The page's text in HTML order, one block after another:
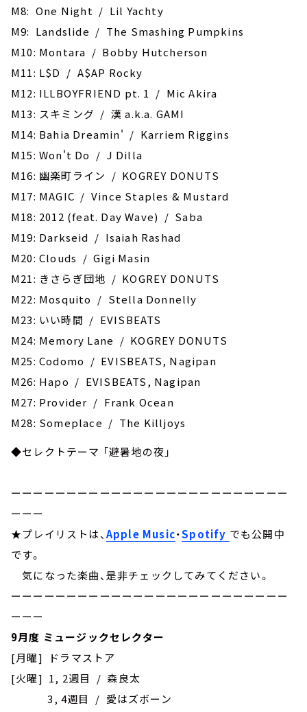
M8: One Night / Lil Yachty
M9: Landslide / The Smashing Pumpkins
M10: Montara / Bobby Hutcherson
M11: L$D / A$AP Rocky
M12: ILLBOYFRIEND pt. 1 / Mic Akira
M13: スキミング / 漢 a.k.a. GAMI
M14: Bahia Dreamin' / Karriem Riggins
M15: Won't Do / J Dilla
M16: 幽楽町ライン / KOGREY DONUTS
M17: MAGIC / Vince Staples & Mustard
M18: 2012 (feat. Day Wave) / Saba
M19: Darkseid / Isaiah Rashad
M20: Clouds / Gigi Masin
M21: きさらぎ団地 / KOGREY DONUTS
M22: Mosquito / Stella Donnelly
M23: いい時間 / EVISBEATS
M24: Memory Lane / KOGREY DONUTS
M25: Codomo / EVISBEATS, Nagipan
M26: Hapo / EVISBEATS, Nagipan
M27: Provider / Frank Ocean
M28: Someplace / The Killjoys
◆セレクトテーマ 「避暑地の夜」
ーーーーーーーーーーーーーーーーーーーーーーーーー
ーーー
★プレイリストは、Apple Music・Spotify でも公開中
です。
気になった楽曲、是非チェックしてみてください。
ーーーーーーーーーーーーーーーーーーーーーーーーー
ーーー
9月度 ミュージックセレクター
[月曜] ドラマストア
[火曜] 1, 2週目 / 森良太
3, 4週目 / 愛はズボーン